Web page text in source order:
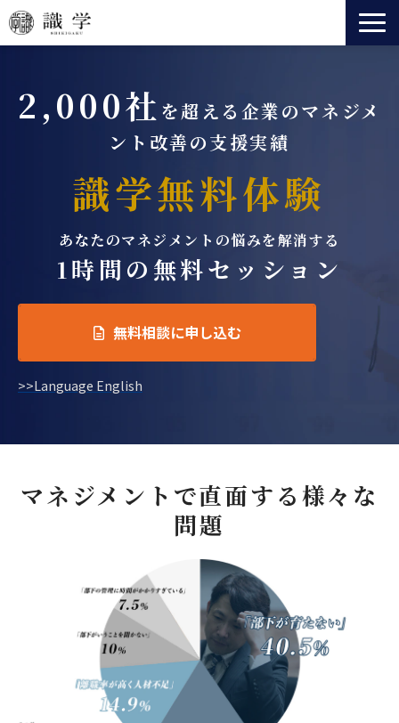
法人向けサービス
ニュース
2,000社 を超える企業のマネジメ
ント改善の支援実績
識学無料体験
あなたのマネジメントの悩みを解消する
1時間の無料セッション
無料相談に申し込む
>>Language English
マネジメントで直面する様々な
問題